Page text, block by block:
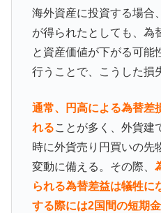
海外資産に投資する場合
が得られたとしても、為
と資産価値が下がる可能
行うことで、こうした損
通常、円高による為替差
れることが多く、外貨建
時に外貨売り円買いの先
変動に備える。その際、
られる為替差益は犠牲に
する際には2国間の短期